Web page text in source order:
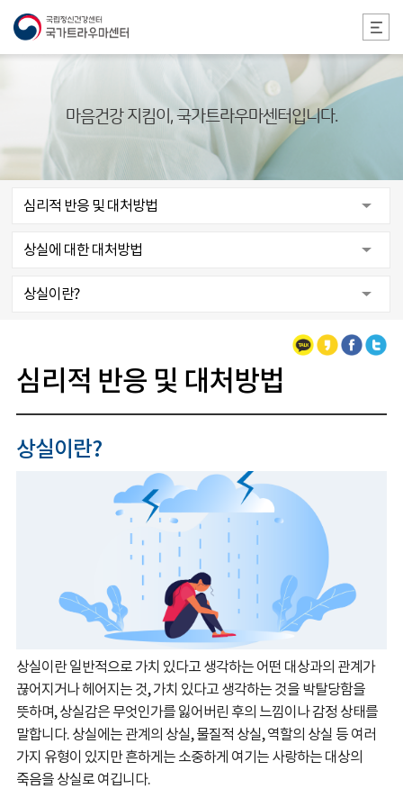
본문 바로가기
마음건강 지킴이, 국가트라우마센터입니다.
심리적 반응 및 대처방법
상실에 대한 대처방법
상실이란?
카카오톡
카카오스토리
페이스북
트위터
심리적 반응 및 대처방법
상실이란?
상실이란 일반적으로 가치 있다고 생각하는 어떤 대상과의 관계가
끊어지거나 헤어지는 것, 가치 있다고 생각하는 것을 박탈당함을
뜻하며, 상실감은 무엇인가를 잃어버린 후의 느낌이나 감정 상태를
말합니다. 상실에는 관계의 상실, 물질적 상실, 역할의 상실 등 여러
가지 유형이 있지만 흔하게는 소중하게 여기는 사랑하는 대상의
죽음을 상실로 여깁니다.